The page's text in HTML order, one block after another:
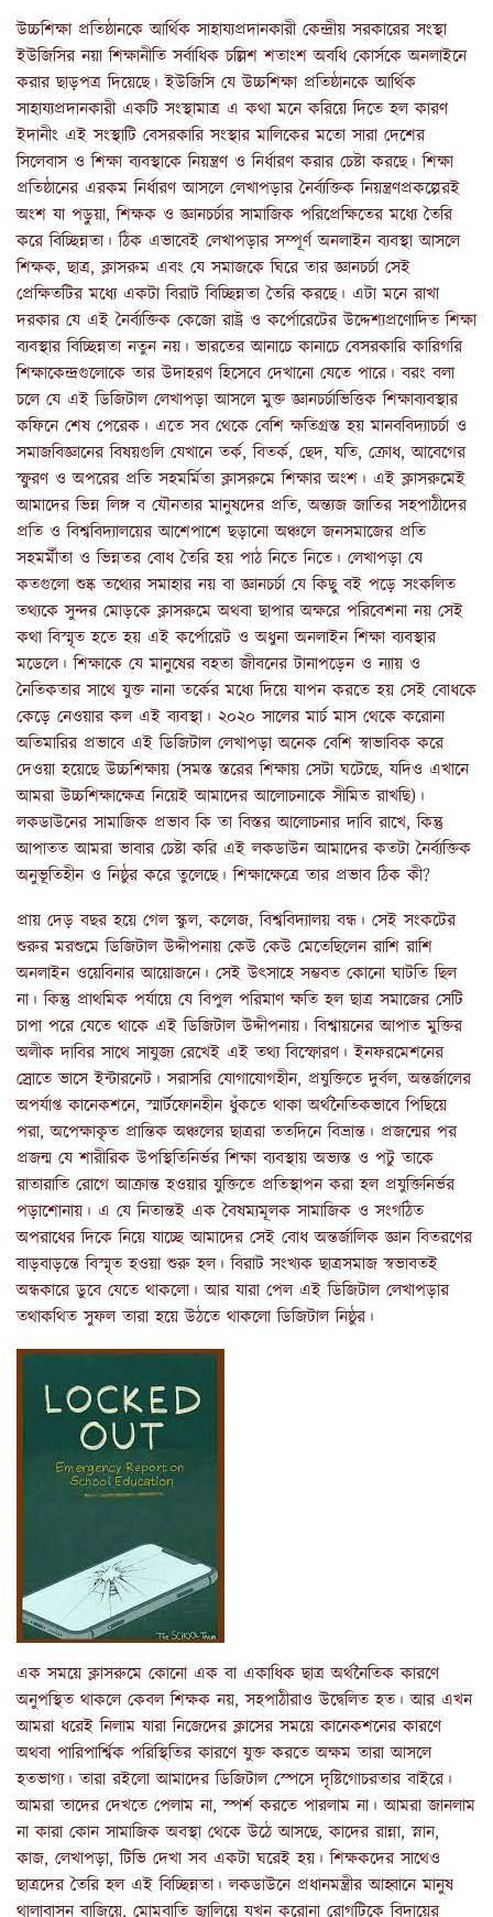
উচ্চশিক্ষা প্রতিষ্ঠানকে আর্থিক সাহায্যপ্রদানকারী কেন্দ্রীয় সরকারের সংস্থা
ইউজিসির নয়া শিক্ষানীতি সর্বাধিক চল্লিশ শতাংশ অবধি কোর্সকে অনলাইনে
করার ছাড়পত্র দিয়েছে। ইউজিসি যে উচ্চশিক্ষা প্রতিষ্ঠানকে আর্থিক
সাহায্যপ্রদানকারী একটি সংস্থামাত্র এ কথা মনে করিয়ে দিতে হল কারণ
ইদানীং এই সংস্থাটি বেসরকারি সংস্থার মালিকের মতো সারা দেশের
সিলেবাস ও শিক্ষা ব্যবস্থাকে নিয়ন্ত্রণ ও নির্ধারণ করার চেষ্টা করছে। শিক্ষা
প্রতিষ্ঠানের এরকম নির্ধারণ আসলে লেখাপড়ার নৈর্ব্যক্তিক নিয়ন্ত্রণপ্রকল্পেরই
অংশ যা পড়ুয়া, শিক্ষক ও জ্ঞানচর্চার সামাজিক পরিপ্রেক্ষিতের মধ্যে তৈরি
করে বিচ্ছিন্নতা। ঠিক এভাবেই লেখাপড়ার সম্পূর্ণ অনলাইন ব্যবস্থা আসলে
শিক্ষক, ছাত্র, ক্লাসরুম এবং যে সমাজকে ঘিরে তার জ্ঞানচর্চা সেই
প্রেক্ষিতটির মধ্যে একটা বিরাট বিচ্ছিন্নতা তৈরি করছে। এটা মনে রাখা
দরকার যে এই নৈর্ব্যক্তিক কেজো রাষ্ট্র ও কর্পোরেটের উদ্দেশ্যপ্রণোদিত শিক্ষা
ব্যবস্থার বিচ্ছিন্নতা নতুন নয়। ভারতের আনাচে কানাচে বেসরকারি কারিগরি
শিক্ষাকেন্দ্রগুলোকে তার উদাহরণ হিসেবে দেখানো যেতে পারে। বরং বলা
চলে যে এই ডিজিটাল লেখাপড়া আসলে মুক্ত জ্ঞানচর্চাভিত্তিক শিক্ষাব্যবস্থার
কফিনে শেষ পেরেক। এতে সব থেকে বেশি ক্ষতিগ্রস্ত হয় মানববিদ্যাচর্চা ও
সমাজবিজ্ঞানের বিষয়গুলি যেখানে তর্ক, বিতর্ক, ছেদ, যতি, ক্রোধ, আবেগের
স্ফুরণ ও অপরের প্রতি সহমর্মিতা ক্লাসরুমে শিক্ষার অংশ। এই ক্লাসরুমেই
আমাদের ভিন্ন লিঙ্গ ব যৌনতার মানুষদের প্রতি, অন্ত্যজ জাতির সহপাঠীদের
প্রতি ও বিশ্ববিদ্যালয়ের আশেপাশে ছড়ানো অঞ্চলে জনসমাজের প্রতি
সহমর্মীতা ও ভিন্নতর বোধ তৈরি হয় পাঠ নিতে নিতে। লেখাপড়া যে
কতগুলো শুষ্ক তথ্যের সমাহার নয় বা জ্ঞানচর্চা যে কিছু বই পড়ে সংকলিত
তথ্যকে সুন্দর মোড়কে ক্লাসরুমে অথবা ছাপার অক্ষরে পরিবেশনা নয় সেই
কথা বিস্মৃত হতে হয় এই কর্পোরেট ও অধুনা অনলাইন শিক্ষা ব্যবস্থার
মডেলে। শিক্ষাকে যে মানুষের বহতা জীবনের টানাপড়েন ও ন্যায় ও
নৈতিকতার সাথে যুক্ত নানা তর্কের মধ্যে দিয়ে যাপন করতে হয় সেই বোধকে
কেড়ে নেওয়ার কল এই ব্যবস্থা। ২০২০ সালের মার্চ মাস থেকে করোনা
অতিমারির প্রভাবে এই ডিজিটাল লেখাপড়া অনেক বেশি স্বাভাবিক করে
দেওয়া হয়েছে উচ্চশিক্ষায় (সমস্ত স্তরের শিক্ষায় সেটা ঘটেছে, যদিও এখানে
আমরা উচ্চশিক্ষাক্ষেত্র নিয়েই আমাদের আলোচনাকে সীমিত রাখছি)।
লকডাউনের সামাজিক প্রভাব কি তা বিস্তর আলোচনার দাবি রাখে, কিন্তু
আপাতত আমরা ভাবার চেষ্টা করি এই লকডাউন আমাদের কতটা নৈর্ব্যক্তিক
অনুভূতিহীন ও নিষ্ঠুর করে তুলেছে। শিক্ষাক্ষেত্রে তার প্রভাব ঠিক কী?
প্রায় দেড় বছর হয়ে গেল স্কুল, কলেজ, বিশ্ববিদ্যালয় বন্ধ। সেই সংকটের
শুরুর মরশুমে ডিজিটাল উদ্দীপনায় কেউ কেউ মেতেছিলেন রাশি রাশি
অনলাইন ওয়েবিনার আয়োজনে। সেই উৎসাহে সম্ভবত কোনো ঘাটতি ছিল
না। কিন্তু প্রাথমিক পর্যায়ে যে বিপুল পরিমাণ ক্ষতি হল ছাত্র সমাজের সেটি
চাপা পরে যেতে থাকে এই ডিজিটাল উদ্দীপনায়। বিশ্বায়নের আপাত মুক্তির
অলীক দাবির সাথে সাযুজ্য রেখেই এই তথ্য বিস্ফোরণ। ইনফরমেশনের
স্রোতে ভাসে ইন্টারনেট। সরাসরি যোগাযোগহীন, প্রযুক্তিতে দুর্বল, অন্তর্জালের
অপর্যাপ্ত কানেকশনে, স্মার্টফোনহীন ধুঁকতে থাকা অর্থনৈতিকভাবে পিছিয়ে
পরা, অপেক্ষাকৃত প্রান্তিক অঞ্চলের ছাত্ররা ততদিনে বিভ্রান্ত। প্রজন্মের পর
প্রজন্ম যে শারীরিক উপস্থিতিনির্ভর শিক্ষা ব্যবস্থায় অভ্যস্ত ও পটু তাকে
রাতারাতি রোগে আক্রান্ত হওয়ার যুক্তিতে প্রতিস্থাপন করা হল প্রযুক্তিনির্ভর
পড়াশোনায়। এ যে নিতান্তই এক বৈষম্যমূলক সামাজিক ও সংগঠিত
অপরাধের দিকে নিয়ে যাচ্ছে আমাদের সেই বোধ অন্তর্জালিক জ্ঞান বিতরণের
বাড়বাড়ন্তে বিস্মৃত হওয়া শুরু হল। বিরাট সংখ্যক ছাত্রসমাজ স্বভাবতই
অন্ধকারে ডুবে যেতে থাকলো। আর যারা পেল এই ডিজিটাল লেখাপড়ার
তথাকথিত সুফল তারা হয়ে উঠতে থাকলো ডিজিটাল নিষ্ঠুর।
এক সময়ে ক্লাসরুমে কোনো এক বা একাধিক ছাত্র অর্থনৈতিক কারণে
অনুপস্থিত থাকলে কেবল শিক্ষক নয়, সহপাঠীরাও উদ্বেলিত হত। আর এখন
আমরা ধরেই নিলাম যারা নিজেদের ক্লাসের সময়ে কানেকশনের কারণে
অথবা পারিপার্শ্বিক পরিস্থিতির কারণে যুক্ত করতে অক্ষম তারা আসলে
হতভাগ্য। তারা রইলো আমাদের ডিজিটাল স্পেসে দৃষ্টিগোচরতার বাইরে।
আমরা তাদের দেখতে পেলাম না, স্পর্শ করতে পারলাম না। আমরা জানলাম
না কারা কোন সামাজিক অবস্থা থেকে উঠে আসছে, কাদের রান্না, স্নান,
কাজ, লেখাপড়া, টিভি দেখা সব একটা ঘরেই হয়। শিক্ষকদের সাথেও
ছাত্রদের তৈরি হল এই বিচ্ছিন্নতা। লকডাউনে প্রধানমন্ত্রীর আহ্বানে মানুষ